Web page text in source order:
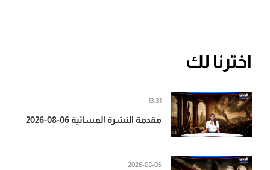
اخترنا لك
مقدمة النشرة المسائية 06-08-2026
13:31
2026-08-05